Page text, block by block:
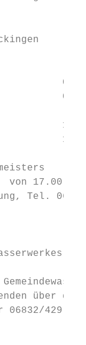
08.00 Uhr
13.30
Uhr -
Tel.
06832/429